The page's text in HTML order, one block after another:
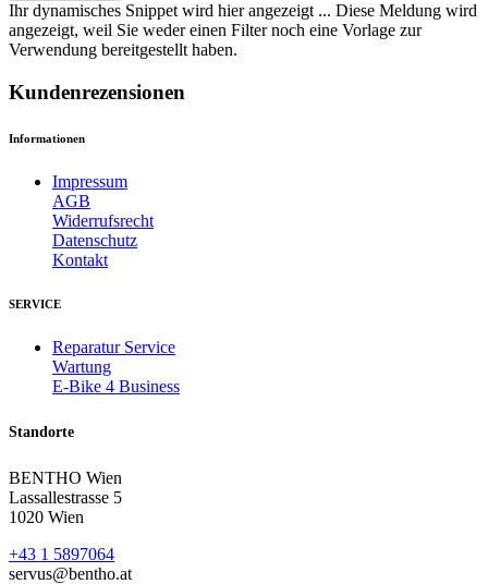
Ihr dynamisches Snippet wird hier angezeigt ... Diese Meldung wird
angezeigt, weil Sie weder einen Filter noch eine Vorlage zur
Verwendung bereitgestellt haben.
Kundenrezensionen
Informationen
Impressum
AGB
Widerrufsrecht
Datenschutz
Kontakt
SERVICE
Reparatur Service
Wartung
E-Bike 4 Business
Standorte
BENTHO Wien
Lassallestrasse 5
1020 Wien
+43 1 5897064
servus@bentho.at